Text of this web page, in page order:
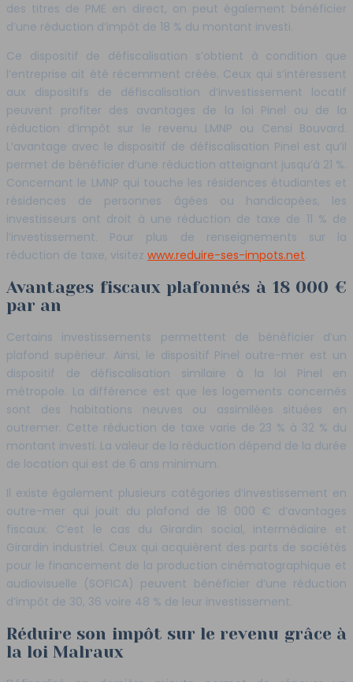
des titres de PME en direct, on peut également bénéficier
d’une réduction d’impôt de 18 % du montant investi.
Ce dispositif de défiscalisation s’obtient à condition que
l’entreprise ait été récemment créée. Ceux qui s’intéressent
aux dispositifs de défiscalisation d’investissement locatif
peuvent profiter des avantages de la loi Pinel ou de la
réduction d’impôt sur le revenu LMNP ou Censi Bouvard.
L’avantage avec le dispositif de défiscalisation Pinel est qu’il
permet de bénéficier d’une réduction atteignant jusqu’à 21 %.
Concernant le LMNP qui touche les résidences étudiantes et
résidences de personnes âgées ou handicapées, les
investisseurs ont droit à une réduction de taxe de 11 % de
l’investissement. Pour plus de renseignements sur la
réduction de taxe, visitez www.reduire-ses-impots.net.
Avantages fiscaux plafonnés à 18 000 €
par an
Certains investissements permettent de bénéficier d’un
plafond supérieur. Ainsi, le dispositif Pinel outre-mer est un
dispositif de défiscalisation similaire à la loi Pinel en
métropole. La différence est que les logements concernés
sont des habitations neuves ou assimilées situées en
outremer. Cette réduction de taxe varie de 23 % à 32 % du
montant investi. La valeur de la réduction dépend de la durée
de location qui est de 6 ans minimum.
Il existe également plusieurs catégories d’investissement en
outre-mer qui jouit du plafond de 18 000 € d’avantages
fiscaux. C’est le cas du Girardin social, intermédiaire et
Girardin industriel. Ceux qui acquièrent des parts de sociétés
pour le financement de la production cinématographique et
audiovisuelle (SOFICA) peuvent bénéficier d’une réduction
d’impôt de 30, 36 voire 48 % de leur investissement.
Réduire son impôt sur le revenu grâce à
la loi Malraux